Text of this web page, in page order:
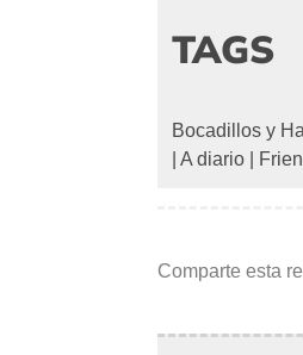
TAGS
Bocadillos y
A diario
Comparte esta